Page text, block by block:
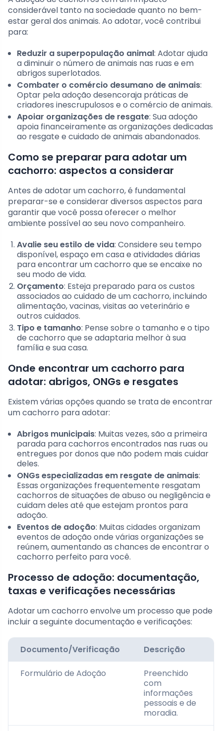
considerável tanto na sociedade quanto no bem-
estar geral dos animais. Ao adotar, você contribui
para:
Reduzir a superpopulação animal: Adotar ajuda
a diminuir o número de animais nas ruas e em
abrigos superlotados.
Combater o comércio desumano de animais:
Optar pela adoção desencoraja práticas de
criadores inescrupulosos e o comércio de animais.
Apoiar organizações de resgate: Sua adoção
apoia financeiramente as organizações dedicadas
ao resgate e cuidado de animais abandonados.
Como se preparar para adotar um
cachorro: aspectos a considerar
Antes de adotar um cachorro, é fundamental
preparar-se e considerar diversos aspectos para
garantir que você possa oferecer o melhor
ambiente possível ao seu novo companheiro.
Avalie seu estilo de vida: Considere seu tempo
disponível, espaço em casa e atividades diárias
para encontrar um cachorro que se encaixe no
seu modo de vida.
Orçamento: Esteja preparado para os custos
associados ao cuidado de um cachorro, incluindo
alimentação, vacinas, visitas ao veterinário e
outros cuidados.
Tipo e tamanho: Pense sobre o tamanho e o tipo
de cachorro que se adaptaria melhor à sua
família e sua casa.
Onde encontrar um cachorro para
adotar: abrigos, ONGs e resgates
Existem várias opções quando se trata de encontrar
um cachorro para adotar:
Abrigos municipais: Muitas vezes, são a primeira
parada para cachorros encontrados nas ruas ou
entregues por donos que não podem mais cuidar
deles.
ONGs especializadas em resgate de animais:
Essas organizações frequentemente resgatam
cachorros de situações de abuso ou negligência e
cuidam deles até que estejam prontos para
adoção.
Eventos de adoção: Muitas cidades organizam
eventos de adoção onde várias organizações se
reúnem, aumentando as chances de encontrar o
cachorro perfeito para você.
Processo de adoção: documentação,
taxas e verificações necessárias
Adotar um cachorro envolve um processo que pode
incluir a seguinte documentação e verificações:
Documento/Verificação Descrição
Formulário de Adoção
Preenchido
com
informações
pessoais e de
moradia.